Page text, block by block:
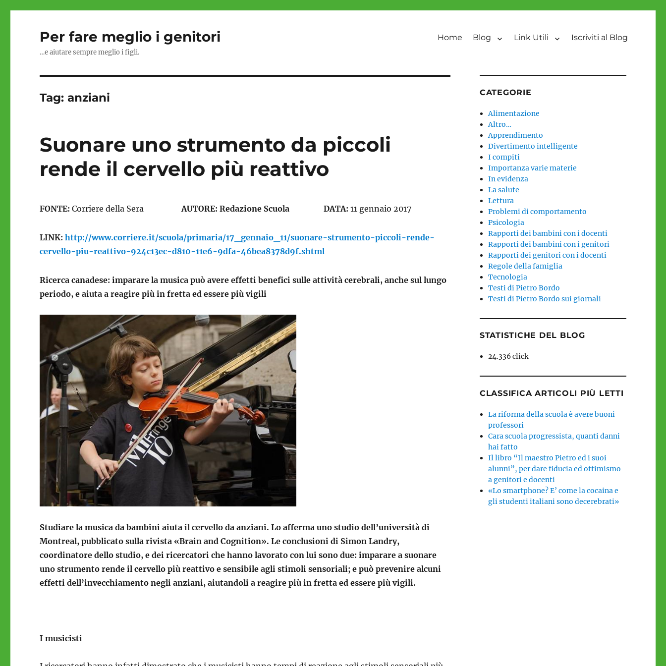
Per fare meglio i genitori
…e aiutare sempre meglio i figli.
Home Blog Link Utili Iscriviti al Blog
Tag:anziani
Suonare uno strumento da piccoli
rende il cervello più reattivo
FONTE: Corriere della Sera AUTORE: Redazione Scuola DATA: 11 gennaio 2017
LINK:http://www.corriere.it/scuola/primaria/17_gennaio_11/suonare-strumento-piccoli-rende-
cervello-piu-reattivo-924c13ec-d810-11e6-9dfa-46bea8378d9f.shtml
Ricerca canadese: imparare la musica può avere effetti benefici sulle attività cerebrali, anche sul lungo
periodo, e aiuta a reagire più in fretta ed essere più vigili
Studiare la musica da bambini aiuta il cervello da anziani. Lo afferma uno studio dell’università di
Montreal, pubblicato sulla rivista «Brain and Cognition». Le conclusioni di Simon Landry,
coordinatore dello studio, e dei ricercatori che hanno lavorato con lui sono due: imparare a suonare
uno strumento rende il cervello più reattivo e sensibile agli stimoli sensoriali; e può prevenire alcuni
effetti dell’invecchiamento negli anziani, aiutandoli a reagire più in fretta ed essere più vigili.
I musicisti
CATEGORIE
Alimentazione
Altro…
Apprendimento
Divertimento intelligente
I compiti
Importanza varie materie
In evidenza
La salute
Lettura
Problemi di comportamento
Psicologia
Rapporti dei bambini con i docenti
Rapporti dei bambini con i genitori
Rapporti dei genitori con i docenti
Regole della famiglia
Tecnologia
Testi di Pietro Bordo
Testi di Pietro Bordo sui giornali
STATISTICHE DEL BLOG
24.336 click
CLASSIFICA ARTICOLI PIÙ LETTI
La riforma della scuola è avere buoni
professori
Cara scuola progressista, quanti danni
hai fatto
Il libro “Il maestro Pietro ed i suoi
alunni”, per dare fiducia ed ottimismo
a genitori e docenti
«Lo smartphone? E’ come la cocaina e
gli studenti italiani sono decerebrati»